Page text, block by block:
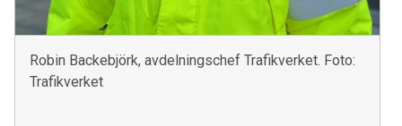
Robin Backebjörk, avdelningschef Trafikverket. Foto:
Trafikverket